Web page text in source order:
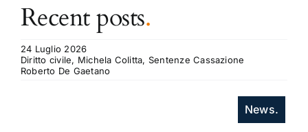
Recent posts.
24 Luglio 2026
Diritto civile, Michela Colitta, Sentenze Cassazione
Roberto De Gaetano
News.